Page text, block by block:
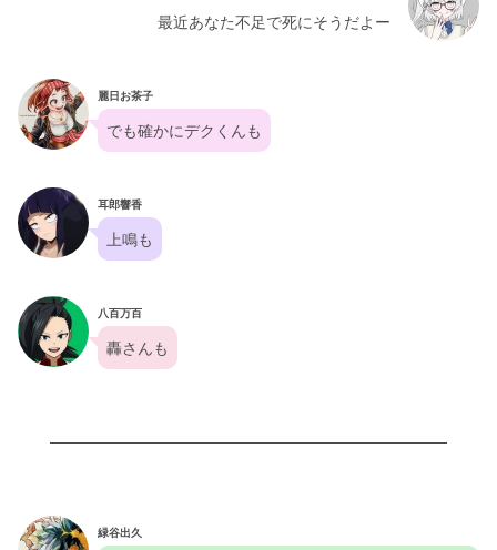
最近あなた不足で死にそうだよー
麗日お茶子
でも確かにデクくんも
耳郎響香
上鳴も
八百万百
轟さんも
緑谷出久